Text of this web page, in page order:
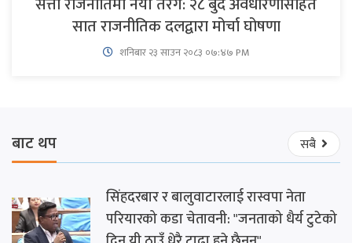
सात राजनीतिक दलद्वारा मोर्चा घोषणा
शनिबार २३ साउन २०८३ ०७:४७ PM
बाट थप सबै
सिंहदरबार र बालुवाटारलाई रास्वपा नेता
परियारको कडा चेतावनी: "जनताको धैर्य टुटेको